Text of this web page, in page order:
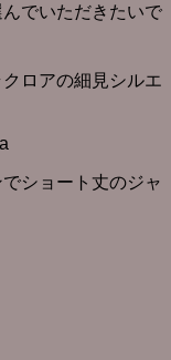
でいただきたいで
ロアの細見シルエ
ショート丈のジャ